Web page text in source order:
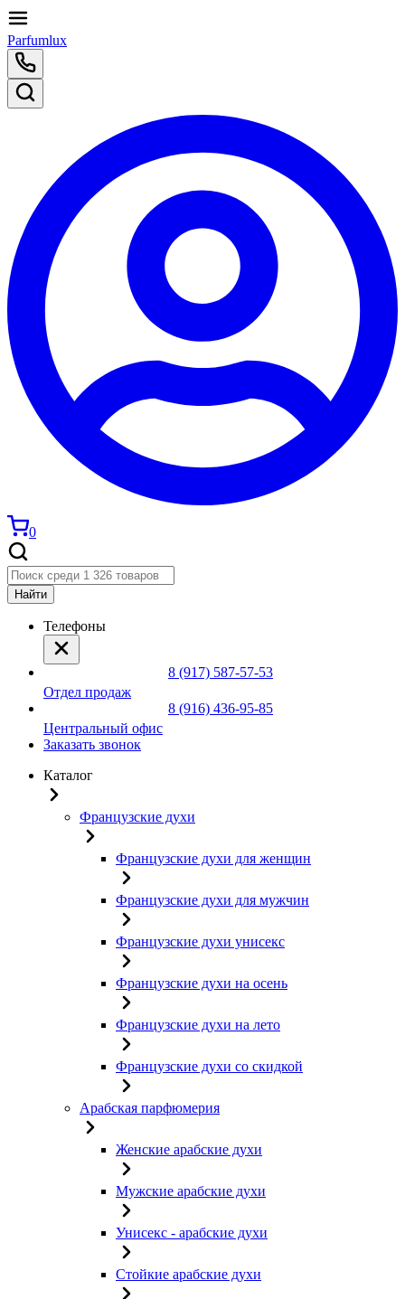
Parfumlux
0
Найти
Телефоны
8 (917) 587-57-53
Отдел продаж
8 (916) 436-95-85
Центральный офис
Заказать звонок
Каталог
Французские духи
Французские духи для женщин
Французские духи для мужчин
Французские духи унисекс
Французские духи на осень
Французские духи на лето
Французские духи со скидкой
Арабская парфюмерия
Женские арабские духи
Мужские арабские духи
Унисекс - арабские духи
Стойкие арабские духи